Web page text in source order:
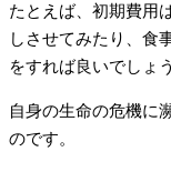
たとえば、初期費用
しさせてみたり、食
をすれば良いでしょう
自身の生命の危機に
のです。